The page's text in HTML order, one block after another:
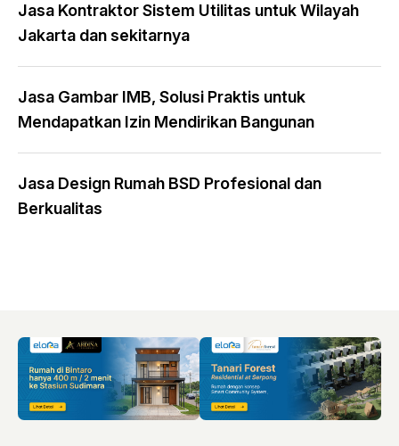
Jasa Kontraktor Sistem Utilitas untuk Wilayah
Jakarta dan sekitarnya
Jasa Gambar IMB, Solusi Praktis untuk
Mendapatkan Izin Mendirikan Bangunan
Jasa Design Rumah BSD Profesional dan
Berkualitas